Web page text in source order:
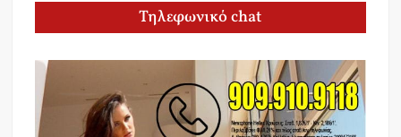
Τηλεφωνικό chat